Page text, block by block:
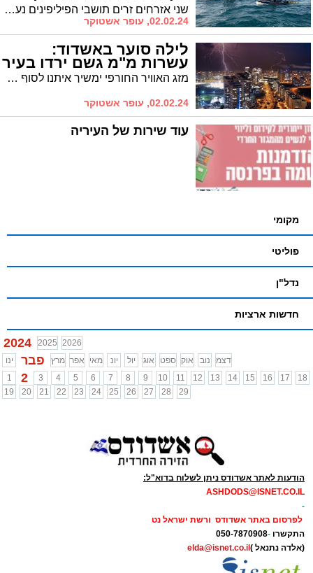
הים שני אזרחים זרים תושבי הפיליפינים נעצרו בחשד לניסיון הברחת מאות פקטים של סיגריות. הדיווח הראשוני התקבל על ידי חיל הים, שזיהה סירה אליה הועברו חבילות מאוניית סוחר בים. החשודים נתפסו על חם כאשר הגיעו למרינה באשדוד והעמיסו את הסחורה על מכונית בחוף גיל
02.02.24, עופר אשטוקר
לילה סוער באשדוד:
עשרות מ"מ גשם ירדו בעיר
מזג האוויר החורפי ימשיך איתנו לסוף השבוע ותחילת השבוע הבא, ואחרי לילה סוער ומחשמל באשדוד, מערכת הגשם ממשיכה לספק משקעים רבים
02.02.24, עופר אשטוקר
עוד שירות של העיריה
מקומי
פוליטי
נדל"ן
חדשות ארציות
2024 2025 2026
ינו
פבר מרץ אפר מאי יונ יול אוג ספט אוק נוב
דצמ
1
2 3 4 5 6 7 8 9 10 11 12 13 14 15 16 17
18
19
20 21 22 23 24 25 26 27 28 29
הודעות לאתר אשדודס ניתן לשלוח בדוא"ל:
ASHDODS@ISNET.CO.IL
-
לפרסום באתר אשדודס ורשת ישראל נט
התקשרו -
050-7870908
(אלדה נתנאל ) elda@isnet.co.il